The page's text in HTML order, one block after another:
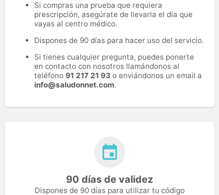
Si compras una prueba que requiera
prescripción, asegúrate de llevarla el día que
vayas al centro médico.
Dispones de 90 días para hacer uso del servicio.
Si tienes cualquier pregunta, puedes ponerte
en contacto con nosotros llamándonos al
teléfono 91 217 21 93 o enviándonos un email a
info@saludonnet.com.
90 días de validez
Dispones de 90 días para utilizar tu código